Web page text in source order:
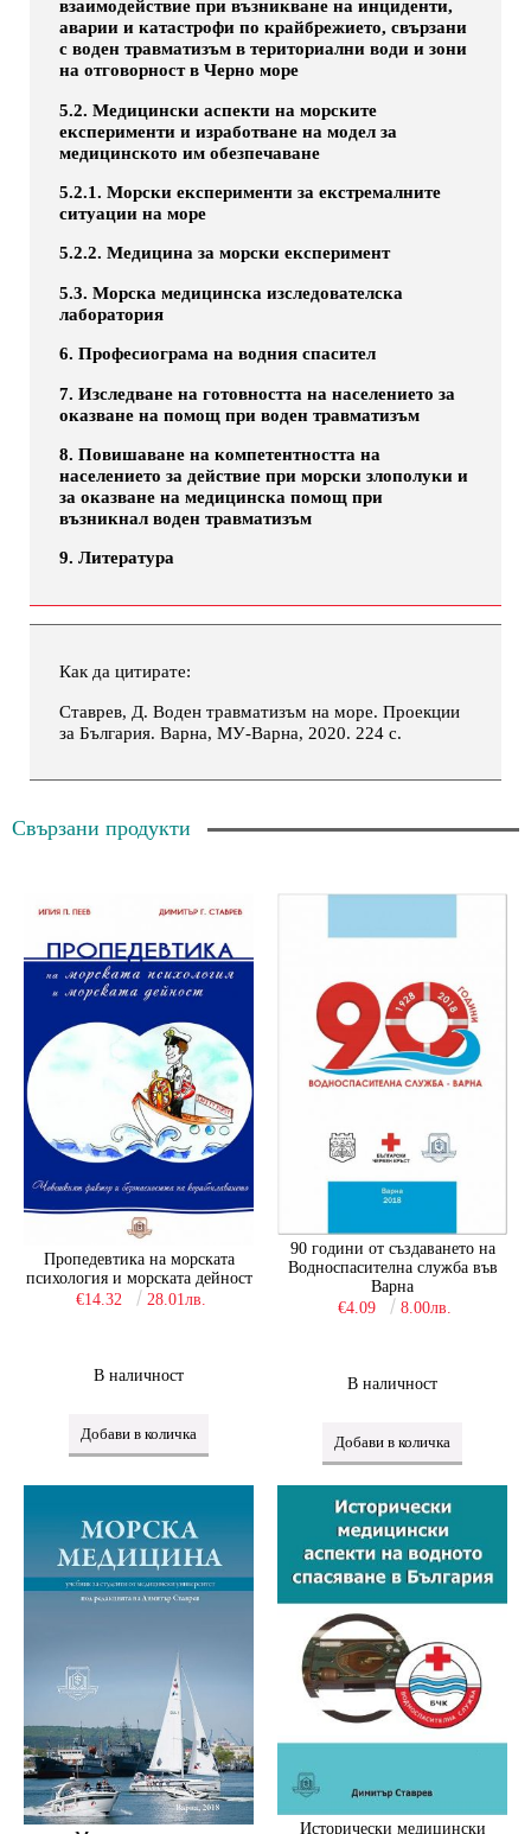
взаимодействие при възникване на инциденти,
аварии и катастрофи по крайбрежието, свързани
с воден травматизъм в териториални води и зони
на отговорност в Черно море
5.2. Медицински аспекти на морските
експерименти и изработване на модел за
медицинското им обезпечаване
5.2.1. Морски експерименти за екстремалните
ситуации на море
5.2.2. Медицина за морски експеримент
5.3. Морска медицинска изследователска
лаборатория
6. Професиограма на водния спасител
7. Изследване на готовността на населението за
оказване на помощ при воден травматизъм
8. Повишаване на компетентността на
населението за действие при морски злополуки и
за оказване на медицинска помощ при
възникнал воден травматизъм
9. Литература
Как да цитирате:
Ставрев, Д. Воден травматизъм на море. Проекции
за България. Варна, МУ-Варна, 2020. 224 с.
Свързани продукти
Пропедевтика на морската
психология и морската дейност
€14.32
28.01лв.
В наличност
90 години от създаването на
Водноспасителна служба във
Варна
€4.09
8.00лв.
В наличност
Исторически медицински